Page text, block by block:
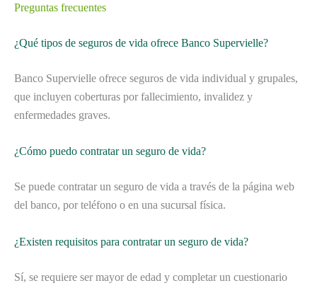
Preguntas frecuentes
¿Qué tipos de seguros de vida ofrece Banco Supervielle?
Banco Supervielle ofrece seguros de vida individual y grupales,
que incluyen coberturas por fallecimiento, invalidez y
enfermedades graves.
¿Cómo puedo contratar un seguro de vida?
Se puede contratar un seguro de vida a través de la página web
del banco, por teléfono o en una sucursal física.
¿Existen requisitos para contratar un seguro de vida?
Sí, se requiere ser mayor de edad y completar un cuestionario